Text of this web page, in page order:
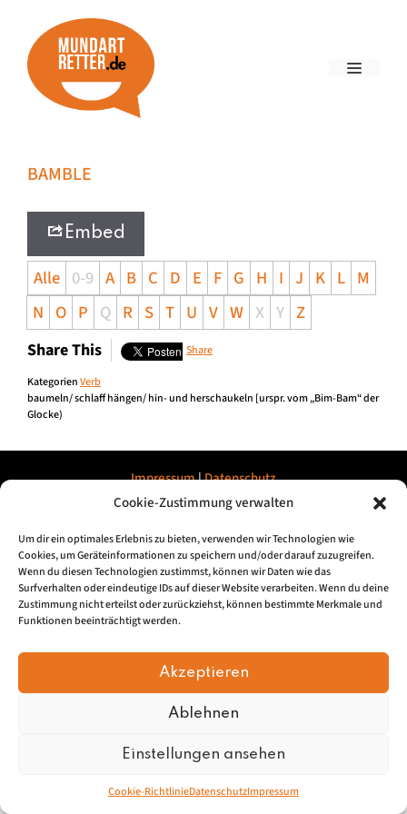
Cookie-Zustimmung verwalten
Um dir ein optimales Erlebnis zu bieten, verwenden wir Technologien wie
Cookies, um Geräteinformationen zu speichern und/oder darauf zuzugreifen.
Wenn du diesen Technologien zustimmst, können wir Daten wie das
Surfverhalten oder eindeutige IDs auf dieser Website verarbeiten. Wenn du deine
Zustimmung nicht erteilst oder zurückziehst, können bestimmte Merkmale und
Funktionen beeinträchtigt werden.
Akzeptieren
Ablehnen
Einstellungen ansehen
Cookie-RichtlinieDatenschutzImpressum
BAMBLE
Embed
Alle 0-9 A B C D E F G H I J K L M
N O P Q R S T U V W X Y Z
Share This Share
KategorienVerb
baumeln/ schlaff hängen/ hin- und herschaukeln [urspr. vom „Bim-Bam“ der
Glocke)
Impressum|Datenschutz